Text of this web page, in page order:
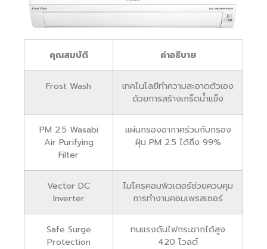
คุณสมบัติ คำอธิบาย
Frost Wash
เทคโนโลยีทำความสะอาดตัวเอง
ด้วยการสร้างเกร็ดน้ำแข็ง
PM 2.5 Wasabi
Air Purifying
Filter
แผ่นกรองอากาศร่วมกับกรอง
ฝุ่น PM 2.5 ได้ถึง 99%
Vector DC
Inverter
ไมโครคอมพิวเตอร์ช่วยควบคุม
การทำงานคอมเพรสเซอร์
Safe Surge
Protection
ทนแรงดันไฟกระชากได้สูง
420 โวลต์